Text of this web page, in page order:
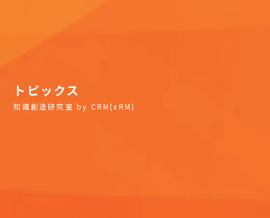
トピックス
知識創造研究室 by CRM(xRM)